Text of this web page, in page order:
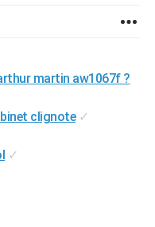
martin aw1067f ?
clignote ✓
✓